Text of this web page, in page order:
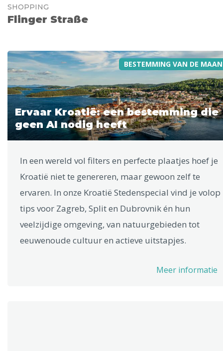
SHOPPING
Flinger Straße
BESTEMMING VAN DE
Ervaar Kroatië: een bestemming die
geen AI nodig heeft
In een wereld vol filters en perfecte plaatjes hoef je
Kroatië niet te genereren, maar gewoon zelf te
ervaren. In onze Kroatië Stedenspecial vind je volop
tips voor Zagreb, Split en Dubrovnik én hun
veelzijdige omgeving, van natuurgebieden tot
eeuwenoude cultuur en actieve uitstapjes.
Meer informatie